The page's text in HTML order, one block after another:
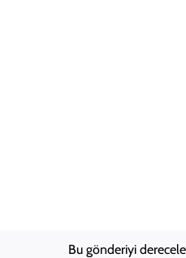
Bu gönderiyi